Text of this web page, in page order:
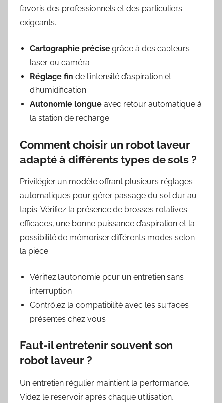
favoris des professionnels et des particuliers
exigeants.
Cartographie précise grâce à des capteurs
laser ou caméra
Réglage fin de l’intensité d’aspiration et
d’humidification
Autonomie longue avec retour automatique à
la station de recharge
Comment choisir un robot laveur
adapté à différents types de sols ?
Privilégier un modèle offrant plusieurs réglages
automatiques pour gérer passage du sol dur au
tapis. Vérifiez la présence de brosses rotatives
efficaces, une bonne puissance d’aspiration et la
possibilité de mémoriser différents modes selon
la pièce.
Vérifiez l’autonomie pour un entretien sans
interruption
Contrôlez la compatibilité avec les surfaces
présentes chez vous
Faut-il entretenir souvent son
robot laveur ?
Un entretien régulier maintient la performance.
Videz le réservoir après chaque utilisation,